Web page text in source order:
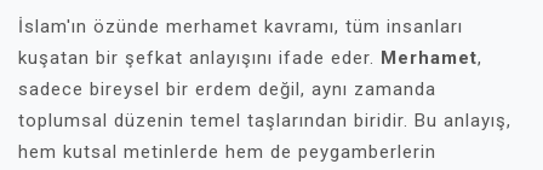
İslam'ın özünde merhamet kavramı, tüm insanları
kuşatan bir şefkat anlayışını ifade eder. Merhamet,
sadece bireysel bir erdem değil, aynı zamanda
toplumsal düzenin temel taşlarından biridir. Bu anlayış,
hem kutsal metinlerde hem de peygamberlerin